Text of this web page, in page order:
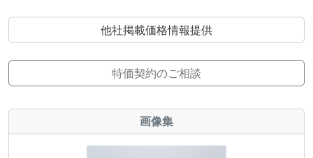
他社掲載価格情報提供
特価契約のご相談
画像集